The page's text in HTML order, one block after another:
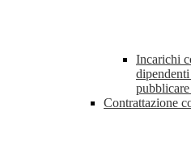
Incarichi
Contrattazione